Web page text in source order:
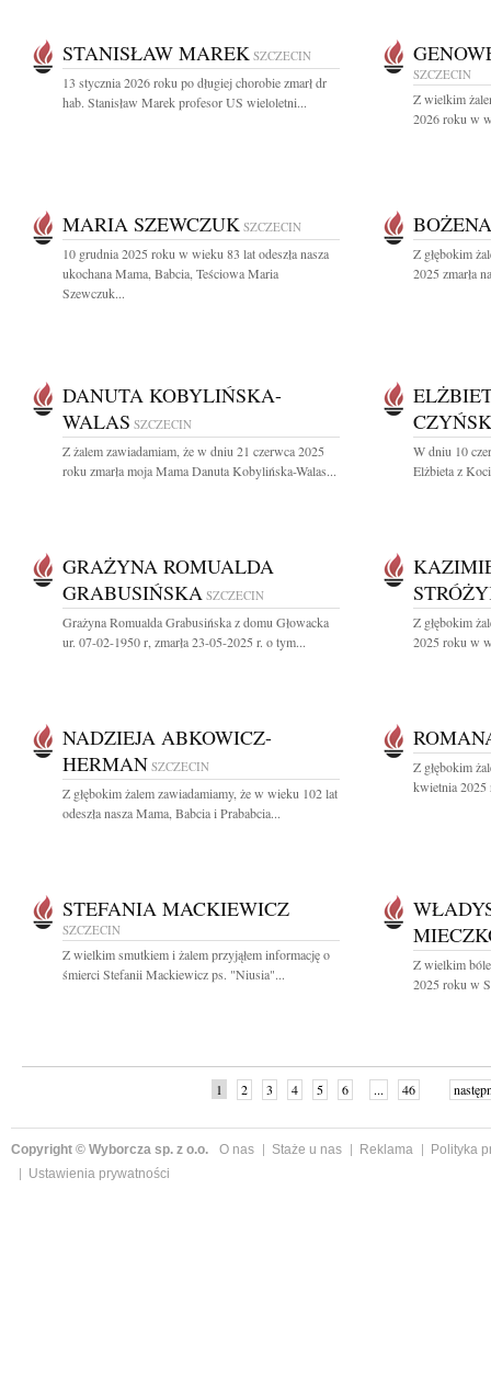
STANISŁAW MAREK SZCZECIN
13 stycznia 2026 roku po długiej chorobie zmarł dr
hab. Stanisław Marek profesor US wieloletni...
SZCZECIN
Z wielkim
2026 roku w
MARIA SZEWCZUK SZCZECIN
10 grudnia 2025 roku w wieku 83 lat odeszła nasza
ukochana Mama, Babcia, Teściowa Maria
Szewczuk...
Z głębokim
2025 zmarła
DANUTA KOBYLIŃSKA-
WALAS SZCZECIN
Z żalem zawiadamiam, że w dniu 21 czerwca 2025
roku zmarła moja Mama Danuta Kobylińska-Walas...
W dniu 10
Elżbieta z
GRAŻYNA ROMUALDA
GRABUSIŃSKA SZCZECIN
Grażyna Romualda Grabusińska z domu Głowacka
ur. 07-02-1950 r, zmarła 23-05-2025 r. o tym...
Z głębokim
2025 roku w
NADZIEJA ABKOWICZ-
HERMAN SZCZECIN
Z głębokim żalem zawiadamiamy, że w wieku 102 lat
odeszła nasza Mama, Babcia i Prababcia...
Z głębokim
kwietnia 2025
STEFANIA MACKIEWICZ
SZCZECIN
Z wielkim smutkiem i żalem przyjąłem informację o
śmierci Stefanii Mackiewicz ps. "Niusia"...
Z wielkim
2025 roku w
1 2 3 4 5 6 ... 46
Copyright © Wyborcza sp. z o.o. O nas Staże u nas Reklama
Polityka
Ustawienia prywatności